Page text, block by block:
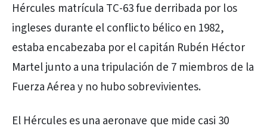
Hércules matrícula TC-63 fue derribada por los
ingleses durante el conflicto bélico en 1982,
estaba encabezaba por el capitán Rubén Héctor
Martel junto a una tripulación de 7 miembros de la
Fuerza Aérea y no hubo sobrevivientes.
El Hércules es una aeronave que mide casi 30